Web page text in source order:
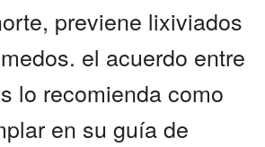
previene lixiviados
el acuerdo entre
lo recomienda como
en su guía de